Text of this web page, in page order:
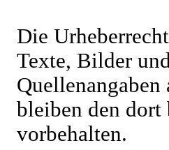
Die
Texte, Bilder
bleiben den dort
vorbehalten.